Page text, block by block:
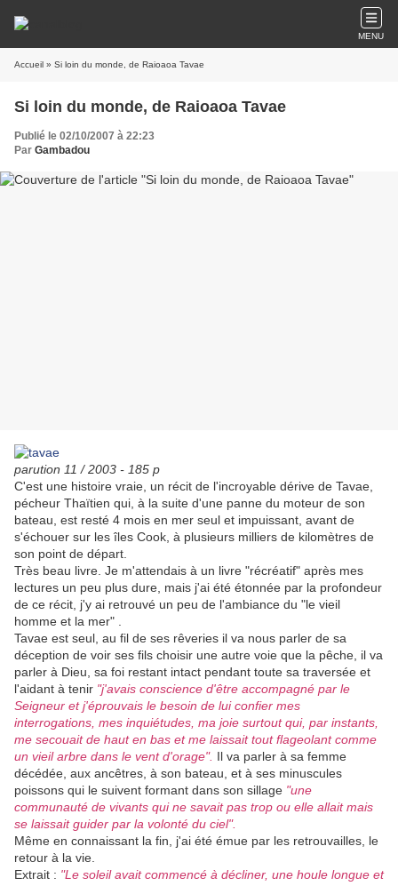
MENU
Accueil » Si loin du monde, de Raioaoa Tavae
Si loin du monde, de Raioaoa Tavae
Publié le 02/10/2007 à 22:23
Par Gambadou
parution 11 / 2003 - 185 p
C'est une histoire vraie, un récit de l'incroyable dérive de Tavae,
pécheur Thaïtien qui, à la suite d'une panne du moteur de son
bateau, est resté 4 mois en mer seul et impuissant, avant de
s'échouer sur les îles Cook, à plusieurs milliers de kilomètres de
son point de départ.
Très beau livre. Je m'attendais à un livre "récréatif" après mes
lectures un peu plus dure, mais j'ai été étonnée par la profondeur
de ce récit, j'y ai retrouvé un peu de l'ambiance du "le vieil
homme et la mer" .
Tavae est seul, au fil de ses rêveries il va nous parler de sa
déception de voir ses fils choisir une autre voie que la pêche, il va
parler à Dieu, sa foi restant intact pendant toute sa traversée et
l'aidant à tenir "j'avais conscience d'être accompagné par le
Seigneur et j'éprouvais le besoin de lui confier mes
interrogations, mes inquiétudes, ma joie surtout qui, par instants,
me secouait de haut en bas et me laissait tout flageolant comme
un vieil arbre dans le vent d'orage". Il va parler à sa femme
décédée, aux ancêtres, à son bateau, et à ses minuscules
poissons qui le suivent formant dans son sillage "une
communauté de vivants qui ne savait pas trop ou elle allait mais
se laissait guider par la volonté du ciel".
Même en connaissant la fin, j'ai été émue par les retrouvailles, le
retour à la vie.
Extrait : "Le soleil avait commencé à décliner, une houle longue et